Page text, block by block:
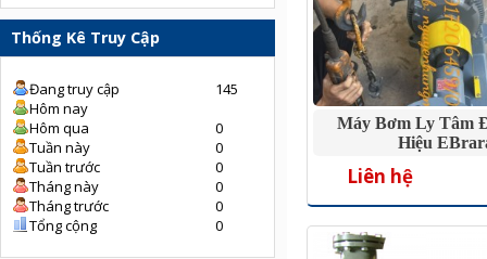
Thống Kê Truy Cập
Đang truy cập
145
Hôm nay
Hôm qua
0
Tuần này
0
Tuần trước
0
Tháng này
0
Tháng trước
0
Tổng cộng
0
Máy Bơm Ly Tâm
Hiệu
Liên hệ